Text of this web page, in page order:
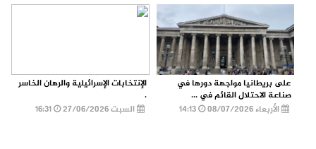
على بريطانيا مواجهة دورها في
صناعة الاحتلال القائم في ...
الأربعاء 08/07/2026
الإنتخابات الإسرائيلية والرهان الخاسر
.
السبت 27/06/2026
16:31